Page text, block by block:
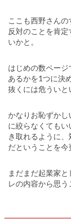
ここも西野さん
反対のことを肯
いかと。
はじめの数ペー
あるかを1つに決
抜くには危ういと
かなりお恥ずか
に絞らなくても
き取れるように
だということを今
まだまだ起業家
レの内容から思う